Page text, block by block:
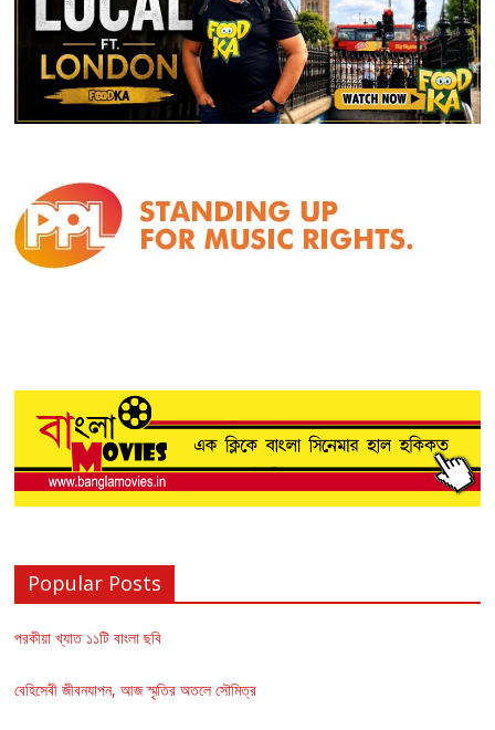
Popular Posts
পরকীয়া খ্যাত ১১টি বাংলা ছবি
বেহিসেবী জীবনযাপন, আজ স্মৃতির অতলে সৌমিত্র